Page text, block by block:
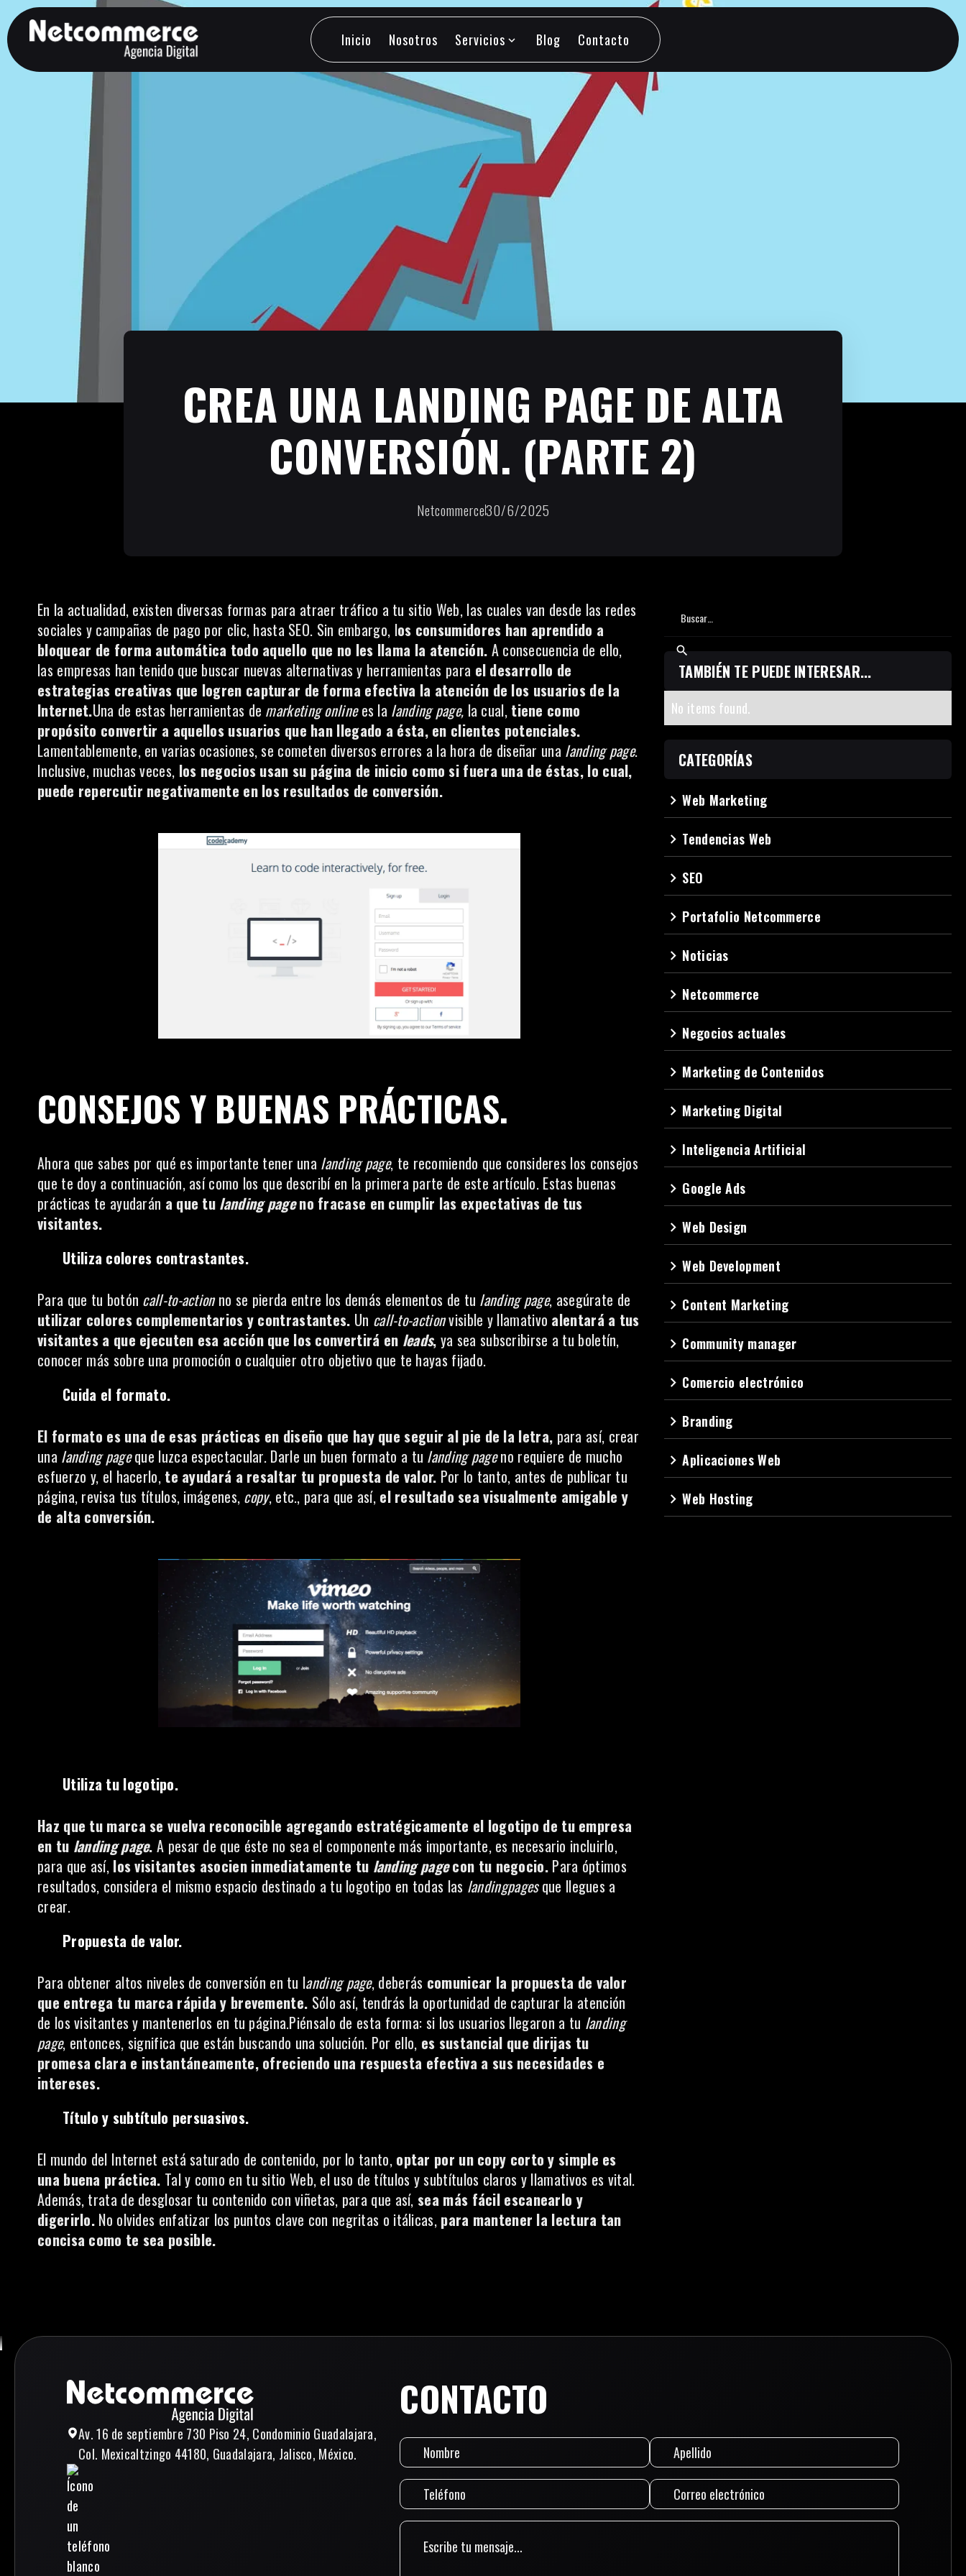
Inicio
Nosotros
Servicios expand_more
Blog
Contacto
CREA UNA LANDING PAGE DE ALTA
CONVERSIÓN. (PARTE 2)
Netcommerce30/6/2025
En la actualidad, existen diversas formas para atraer tráfico a tu sitio Web, las cuales van desde las redes
sociales y campañas de pago por clic, hasta SEO. Sin embargo, los consumidores han aprendido a
bloquear de forma automática todo aquello que no les llama la atención. A consecuencia de ello,
las empresas han tenido que buscar nuevas alternativas y herramientas para el desarrollo de
estrategias creativas que logren capturar de forma efectiva la atención de los usuarios de la
Internet.Una de estas herramientas de marketing onlinees la landing page, la cual, tiene como
propósito convertir a aquellos usuarios que han llegado a ésta, en clientes potenciales.
Lamentablemente, en varias ocasiones, se cometen diversos errores a la hora de diseñar una landing page.
Inclusive, muchas veces, los negocios usan su página de inicio como si fuera una de éstas, lo cual,
puede repercutir negativamente en los resultados de conversión.
CONSEJOS Y BUENAS PRÁCTICAS.
Ahora que sabes por qué es importante tener una landing page, te recomiendo que consideres los consejos
que te doy a continuación, así como los que describí en la primera parte de este artículo. Estas buenas
prácticas te ayudarán a que tu landing pageno fracase en cumplir las expectativas de tus
visitantes.
Utiliza colores contrastantes.
Para que tu botón call-to-actionno se pierda entre los demás elementos de tu landing page, asegúrate de
utilizar colores complementarios y contrastantes. Un call-to-actionvisible y llamativo alentará a tus
visitantes a que ejecuten esa acción que los convertirá en leads, ya sea subscribirse a tu boletín,
conocer más sobre una promoción o cualquier otro objetivo que te hayas fijado.
Cuida el formato.
El formato es una de esas prácticas en diseño que hay que seguir al pie de la letra, para así, crear
una landing pageque luzca espectacular. Darle un buen formato a tu landing pageno requiere de mucho
esfuerzo y, el hacerlo, te ayudará a resaltar tu propuesta de valor. Por lo tanto, antes de publicar tu
página, revisa tus títulos, imágenes, copy, etc., para que así, el resultado sea visualmente amigable y
de alta conversión.
Utiliza tu logotipo.
Haz que tu marca se vuelva reconocible agregando estratégicamente el logotipo de tu empresa
en tu landing page.A pesar de que éste no sea el componente más importante, es necesario incluirlo,
para que así, los visitantes asocien inmediatamente tu landing pagecon tu negocio. Para óptimos
resultados, considera el mismo espacio destinado a tu logotipo en todas las landingpagesque llegues a
crear.
Propuesta de valor.
Para obtener altos niveles de conversión en tu landing page, deberás comunicar la propuesta de valor
que entrega tu marca rápida y brevemente. Sólo así, tendrás la oportunidad de capturar la atención
de los visitantes y mantenerlos en tu página.Piénsalo de esta forma: si los usuarios llegaron a tu landing
page, entonces, significa que están buscando una solución. Por ello, es sustancial que dirijas tu
promesa clara e instantáneamente, ofreciendo una respuesta efectiva a sus necesidades e
intereses.
Título y subtítulo persuasivos.
El mundo del Internet está saturado de contenido, por lo tanto, optar por un copy corto y simple es
una buena práctica. Tal y como en tu sitio Web, el uso de títulos y subtítulos claros y llamativos es vital.
Además, trata de desglosar tu contenido con viñetas, para que así, sea más fácil escanearlo y
digerirlo. No olvides enfatizar los puntos clave con negritas o itálicas, para mantener la lectura tan
concisa como te sea posible.
TAMBIÉN TE PUEDE INTERESAR...
No items found.
CATEGORÍAS
navigate_nextWeb Marketing
navigate_next Tendencias Web
navigate_next SEO
navigate_next Portafolio Netcommerce
navigate_next Noticias
navigate_next Netcommerce
navigate_next Negocios actuales
navigate_next Marketing de Contenidos
navigate_next Marketing Digital
navigate_next Inteligencia Artificial
navigate_next Google Ads
navigate_nextWeb Design
navigate_nextWeb Development
navigate_next Content Marketing
navigate_next Community manager
navigate_next Comercio electrónico
navigate_next Branding
navigate_nextAplicaciones Web
navigate_nextWeb Hosting
Av. 16 de septiembre 730 Piso 24, Condominio Guadalajara,
Col. Mexicaltzingo 44180, Guadalajara, Jalisco, México.
CONTACTO